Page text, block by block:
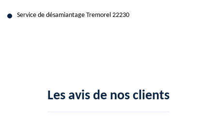
Service de désamiantage Tremorel 22230
Les avis de nos clients